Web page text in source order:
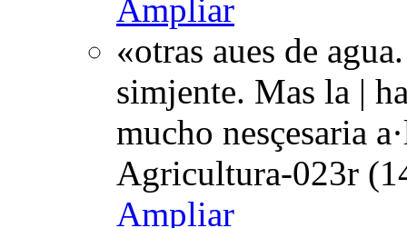
Ampliar
«otras aues de
simjente. Mas la |
mucho nesçesaria
Agricultura-023r
Ampliar